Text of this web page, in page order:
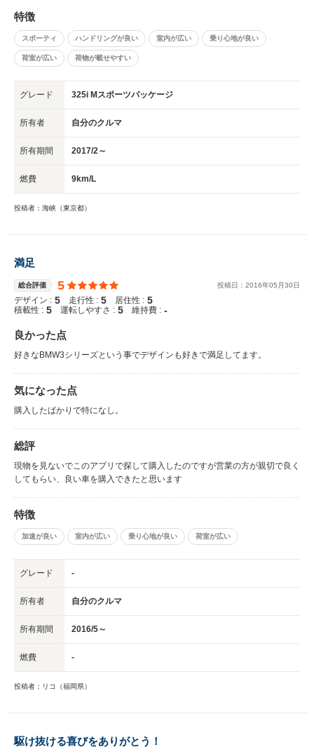
特徴
スポーティ ハンドリングが良い 室内が広い 乗り心地が良い
荷室が広い 荷物が載せやすい
グレード 325i Mスポーツパッケージ
所有者 自分のクルマ
所有期間 2017/2～
燃費 9km/L
投稿者：海峡（東京都）
満足
総合評価 5 投稿日： 2016年05 月30日
デザイン : 5 走行性 : 5 居住性 : 5
積載性 : 5 運転しやすさ : 5 維持費 : -
良かった点
好きなBMW3シリーズという事でデザインも好きで満足してます。
気になった点
購入したばかりで特になし。
総評
現物を見ないでこのアプリで探して購入したのですが営業の方が親切で良く
してもらい、良い車を購入できたと思います
特徴
加速が良い 室内が広い 乗り心地が良い 荷室が広い
グレード -
所有者 自分のクルマ
所有期間 2016/5～
燃費 -
投稿者：リコ（福岡県）
駆け抜ける喜びをありがとう！